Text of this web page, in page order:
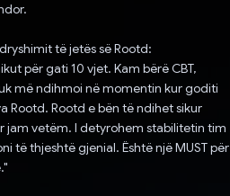
të jetës së Rootd:
për gati 10 vjet. Kam bërë CBT,
më ndihmoi në momentin kur goditi
Rootd. Rootd e bën të ndihet sikur
jam vetëm. I detyrohem stabilitetin tim
të thjeshtë gjenial. Është një MUST për